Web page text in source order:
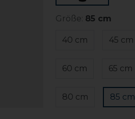
Größe: 85 cm
40 cm 45 cm
60 cm 65 cm
80 cm 85 cm